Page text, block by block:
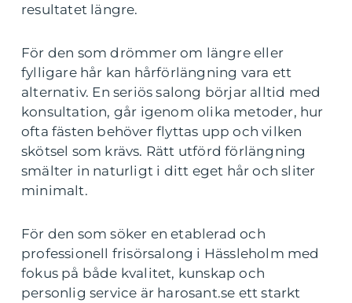
resultatet längre.
För den som drömmer om längre eller
fylligare hår kan hårförlängning vara ett
alternativ. En seriös salong börjar alltid med
konsultation, går igenom olika metoder, hur
ofta fästen behöver flyttas upp och vilken
skötsel som krävs. Rätt utförd förlängning
smälter in naturligt i ditt eget hår och sliter
minimalt.
För den som söker en etablerad och
professionell frisörsalong i Hässleholm med
fokus på både kvalitet, kunskap och
personlig service är harosant.se ett starkt